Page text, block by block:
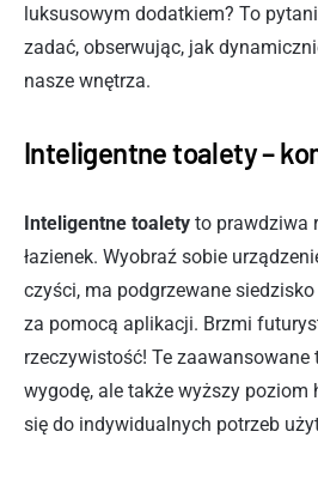
luksusowym dodatkiem? To
zadać, obserwując, jak
nasze wnętrza.
Inteligentne toalety –
Inteligentne toalety to prawdziwa
łazienek. Wyobraź sobie
czyści, ma podgrzewane
za pomocą aplikacji. Brzmi
rzeczywistość! Te
wygodę, ale także wyższy poziom
się do indywidualnych potrzeb